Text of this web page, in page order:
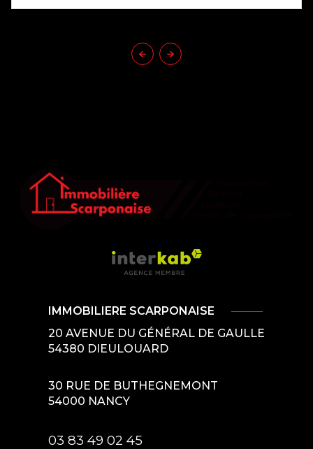
IMMOBILIERE SCARPONAISE
20 AVENUE DU GÉNÉRAL DE GAULLE
54380 DIEULOUARD
30 RUE DE BUTHEGNEMONT
54000 NANCY
03 83 49 02 45